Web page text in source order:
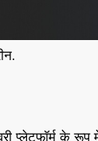
प्लेटफॉर्म के रूप